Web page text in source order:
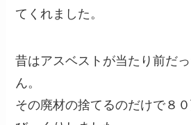
てくれました。
昔はアスベストが当たり前だ
ん。
その廃材の捨てるのだけで８